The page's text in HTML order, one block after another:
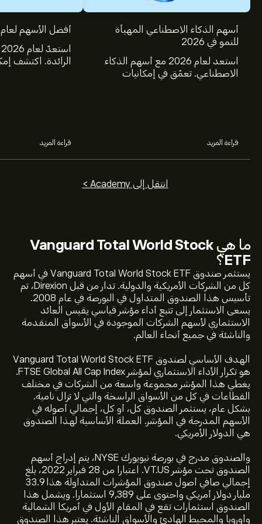
ما هيVanguard Total World Stock
ETF؟
يستثمر صندوق Vanguard Total World Stock ETF في أسهم
كل من الشركات الأمريكية والدولية. تدار من قبل Direxion، تم
تأسيس هذا الصندوق المتداول في البورصة في عام 2008.
يسعى الاستثمار إلى تتبع أداء مؤشر قياسي يقيس العائد
الاستثماري لأسهم الشركات الموجودة في الأسواق المتقدمة
والناشئة في جميع أنحاء العالم.
الهدف الأساسي لصندوق Vanguard Total World Stock ETF
هو تكرار الأداء الاستثماري لمؤشر FTSE Global All Cap Index.
يغطي هذا المؤشر مجموعة واسعة من الشركات في مختلف
القطاعات في كل من الأسواق الراسخة والتي لا تزال نامية.
بشكل عام، يستثمر الصندوق كل، أو كل، إجمالي أصوله في
الأسهم المدرجة في المؤشر. العملة الأساسية لهذا الصندوق
هي الدولار الأمريكي.
والصندوق مدرج في بورصة نيويورك NYSE، يتم إدراج أسهم
الصندوق تحت مؤشر VT.US. اعتبارا من 28 فبراير 2022، بلغ
إجمالي صافي أصول صندوق المؤشرات المتداولة هذا 33.9
مليار دولار أمريكي واحتوى على 9,389 استثمارا. ويشمل هذا
الصندوق استثمارات تقع في المقام الأول في أمريكا الشمالية
وأوروبا والمحيط الهادئ والأسواق الناشئة. يعتبر هذا الصندوق
أسهم الذكاء الاصطناعي المهيأة
للنمو في 2026
استعد لعام 2026 مع أسهم الذكاء
الاصطناعي. تعمّق في إمكانيات
قراءة المزيد
أفضل الأسهم لعام
الرائدة. اكتشف
قراءة المزيد
انتقل إلى Academy >
السعر الحالي لـ VT.US هو 161.30‎$‎ دولار